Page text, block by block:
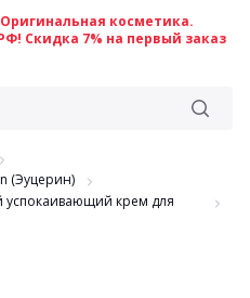
косметика.
Скидка 7% на первый заказ
(Эуцерин)
успокаивающий крем для